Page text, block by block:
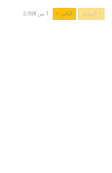
السابق التالي 1 من 2,008